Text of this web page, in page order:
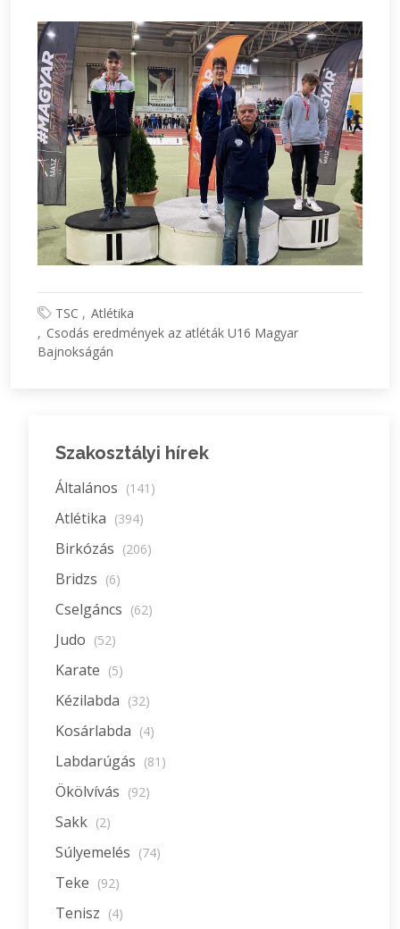
TSC
Atlétika
Csodás eredmények az atléták U16 Magyar
Bajnokságán
Szakosztályi hírek
Általános (141)
Atlétika (394)
Birkózás (206)
Bridzs (6)
Cselgáncs (62)
Judo (52)
Karate (5)
Kézilabda (32)
Kosárlabda (4)
Labdarúgás (81)
Ökölvívás (92)
Sakk (2)
Súlyemelés (74)
Teke (92)
Tenisz (4)